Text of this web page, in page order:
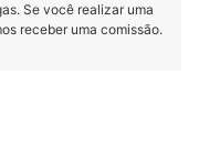
Se você realizar uma
receber uma comissão.